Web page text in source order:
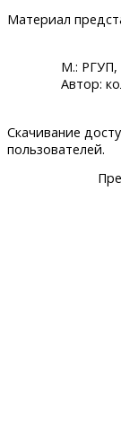
Материал
М.: РГУП,
Автор:
Скачивание
пользователей.